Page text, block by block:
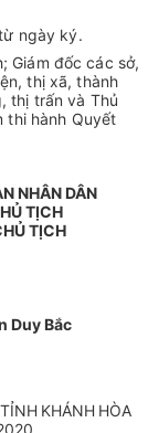
ngày ký.
Giám đốc các sở,
thị xã, thành
thị trấn và Thủ
thi hành Quyết
NHÂN DÂN
TỊCH
TỊCH
Duy Bắc
KHÁNH HÒA